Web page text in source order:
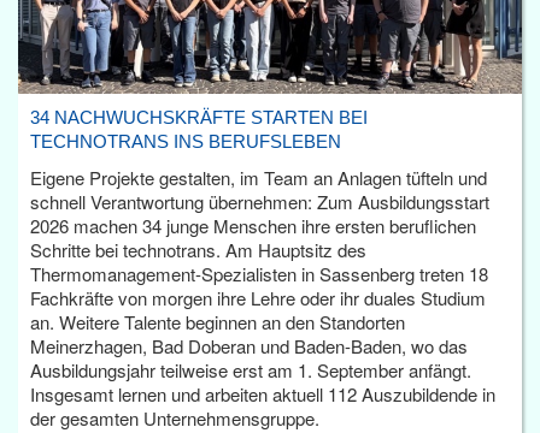
34 NACHWUCHSKRÄFTE STARTEN BEI
TECHNOTRANS INS BERUFSLEBEN
Eigene Projekte gestalten, im Team an Anlagen tüfteln und
schnell Verantwortung übernehmen: Zum Ausbildungsstart
2026 machen 34 junge Menschen ihre ersten beruflichen
Schritte bei technotrans. Am Hauptsitz des
Thermomanagement-Spezialisten in Sassenberg treten 18
Fachkräfte von morgen ihre Lehre oder ihr duales Studium
an. Weitere Talente beginnen an den Standorten
Meinerzhagen, Bad Doberan und Baden-Baden, wo das
Ausbildungsjahr teilweise erst am 1. September anfängt.
Insgesamt lernen und arbeiten aktuell 112 Auszubildende in
der gesamten Unternehmensgruppe.